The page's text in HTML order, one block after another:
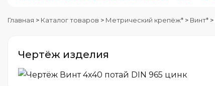
Главная > Каталог товаров > Метрический крепёж* > Винт* >
Чертёж изделия